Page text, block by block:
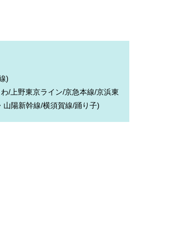
)
/上野東京ライン/京急本線/京浜東
陽新幹線/横須賀線/踊り子)